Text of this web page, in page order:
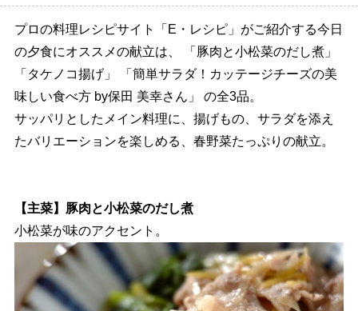
プロの料理レシピサイト「E・レシピ」がご紹介する今日
の夕食にオススメの献立は、 「豚肉と小松菜のだし煮」
「タケノコ揚げ」 「簡単サラダ！カッテージチーズの美
味しい食べ方 by保田 美幸さん」 の全3品。
サッパリとしたメイン料理に、揚げもの、サラダを添え
たバリエーションを楽しめる、春野菜たっぷりの献立。
【主菜】豚肉と小松菜のだし煮
小松菜が味のアクセント。